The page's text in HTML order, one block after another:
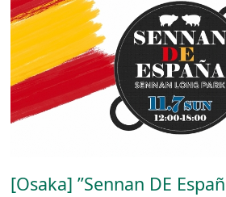
[Osaka] ”Sennan DE